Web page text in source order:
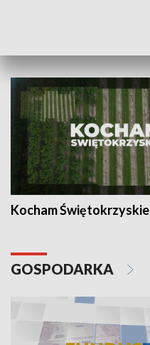
Kocham Świętokrzyskie
GOSPODARKA